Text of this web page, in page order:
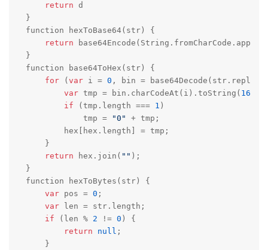
return d
}
function hexToBase64(str) {
return base64Encode(String.fromCharCode.apply(
}
function base64ToHex(str) {
for ( var i = 0 , bin =
var tmp = bin.charCodeAt(i).toString( 16
if (tmp.length === 1 )
            tmp =
"0"
+ tmp;
        hex[hex.length] = tmp;
    }
return hex.join( "" );
}
function hexToBytes(str) {
var pos = 0 ;
var len = str.length;
if (len % 2 != 0 ) {
return
null ;
    }